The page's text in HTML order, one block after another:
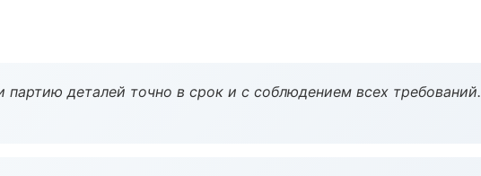
партию деталей точно в срок и с соблюдением всех требований.